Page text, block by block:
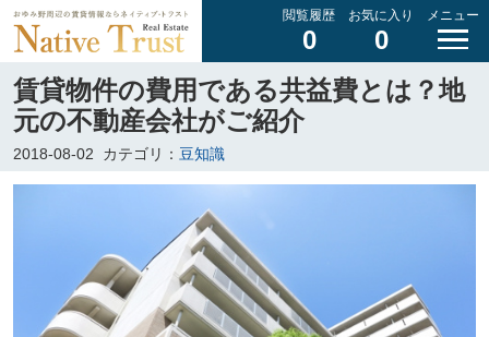
閲覧履歴
0
お気に入り
0
メニュー
賃貸物件の費用である共益費とは？地
元の不動産会社がご紹介
2018-08-02 カテゴリ： 豆知識